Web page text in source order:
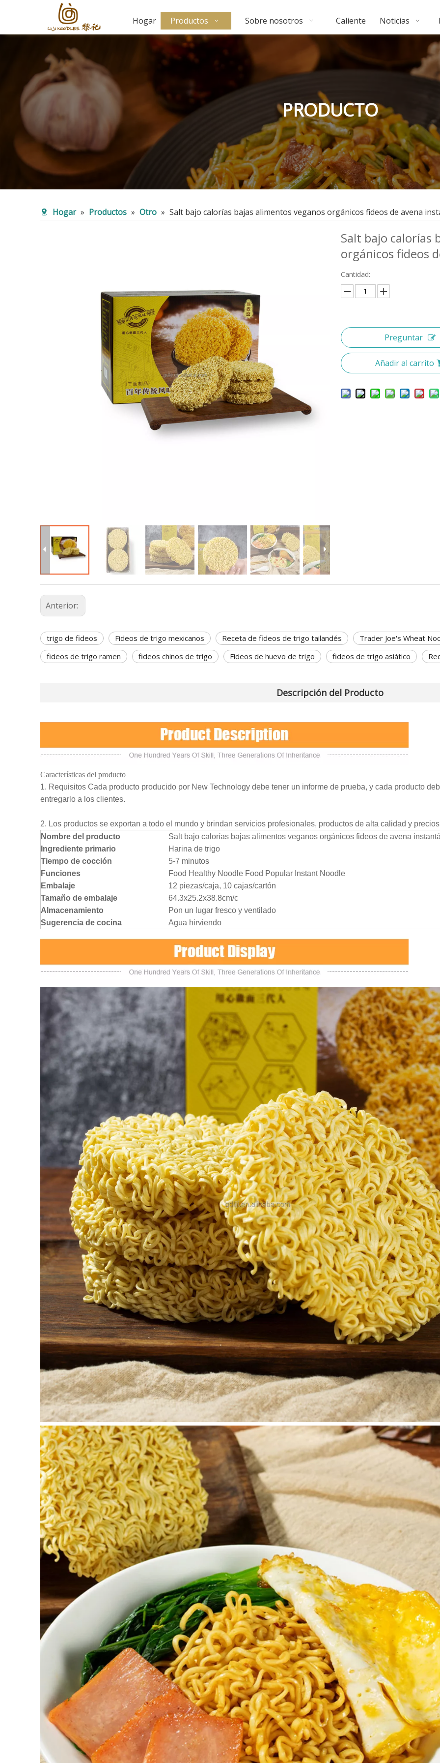
Hogar Productos Sobre nosotros Caliente Noticias
PRODUCTO
Hogar » Productos » Otro » Salt bajo calorías bajas alimentos veganos orgánicos fideos de avena
Salt bajo calorías
orgánicos fideos
Cantidad:
Preguntar
Añadir al carrito
Anterior:
trigo de fideos Fideos de trigo mexicanos Receta de fideos de trigo tailandés Trader Joe's Wheat
fideos de trigo ramen
fideos chinos de trigo Fideos de huevo de trigo fideos de trigo asiático
Descripción del Producto
Características del producto
1. Requisitos Cada producto producido por New Technology debe tener un informe de prueba, y cada producto
entregarlo a los clientes.
2. Los productos se exportan a todo el mundo y brindan servicios profesionales, productos de alta calidad y
Nombre del producto
Salt bajo calorías bajas alimentos veganos orgánicos fideos de avena
Ingrediente primario
Harina de trigo
Tiempo de cocción
5-7 minutos
Funciones
Food Healthy Noodle Food Popular Instant Noodle
Embalaje
12 piezas/caja, 10 cajas/cartón
Tamaño de embalaje
64.3x25.2x38.8cm/c
Almacenamiento
Pon un lugar fresco y ventilado
Sugerencia de cocina
Agua hirviendo